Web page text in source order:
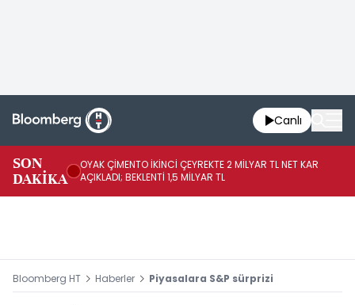
Canlı
SON
DAKİKA
OYAK ÇİMENTO İKİNCİ ÇEYREKTE 2 MİLYAR TL NET KAR
AÇIKLADI; BEKLENTİ 1,5 MİLYAR TL
Bloomberg HT Haberler Piyasalara S&P sürprizi